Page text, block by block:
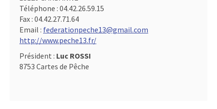
Téléphone : 04.42.26.59.15
Fax : 04.42.27.71.64
Email : federationpeche13@gmail.com
http://www.peche13.fr/
Président : Luc ROSSI
8753 Cartes de Pêche